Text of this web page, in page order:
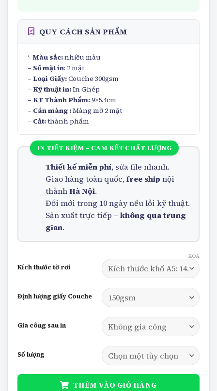
‘- Màu sắc:nhiều màu
– Số mặt in: 2 mặt
– Loại Giấy:Couche 300gsm
– Kỹ thuật in:In Ghép
– KT Thành Phẩm:9×5.4cm
– Cán màng :Màng mờ 2 mặt
– Cắt:thành phẩm
IN TIẾT KIỆM – CAM KẾT CHẤT LƯỢNG
Thiết kế miễn phí, sửa file nhanh.
Giao hàng toàn quốc,free ship nội
thànhHà Nội.
Đổi mới trong 10 ngày nếu lỗi kỹ thuật.
Sản xuất trực tiếp – không qua trung
gian.
Kích thước tờ rơi
Định lượng giấy Couche
Gia công sau in
Số lượng
XÓA
THÊM VÀO GIỎ HÀNG